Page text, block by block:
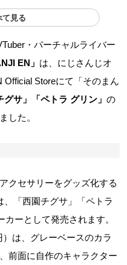
て見る
・バーチャルライバー
EN」 は、にじさんじオ
Storeにて「そのまん
グサ」「ペトラ グリン」 の
した。
クセサリーをグッズ化する
、「西園チグサ」「ペトラ
カーとして発売されます。
は、グレーベースのカラ
前面に自作のキャラクター